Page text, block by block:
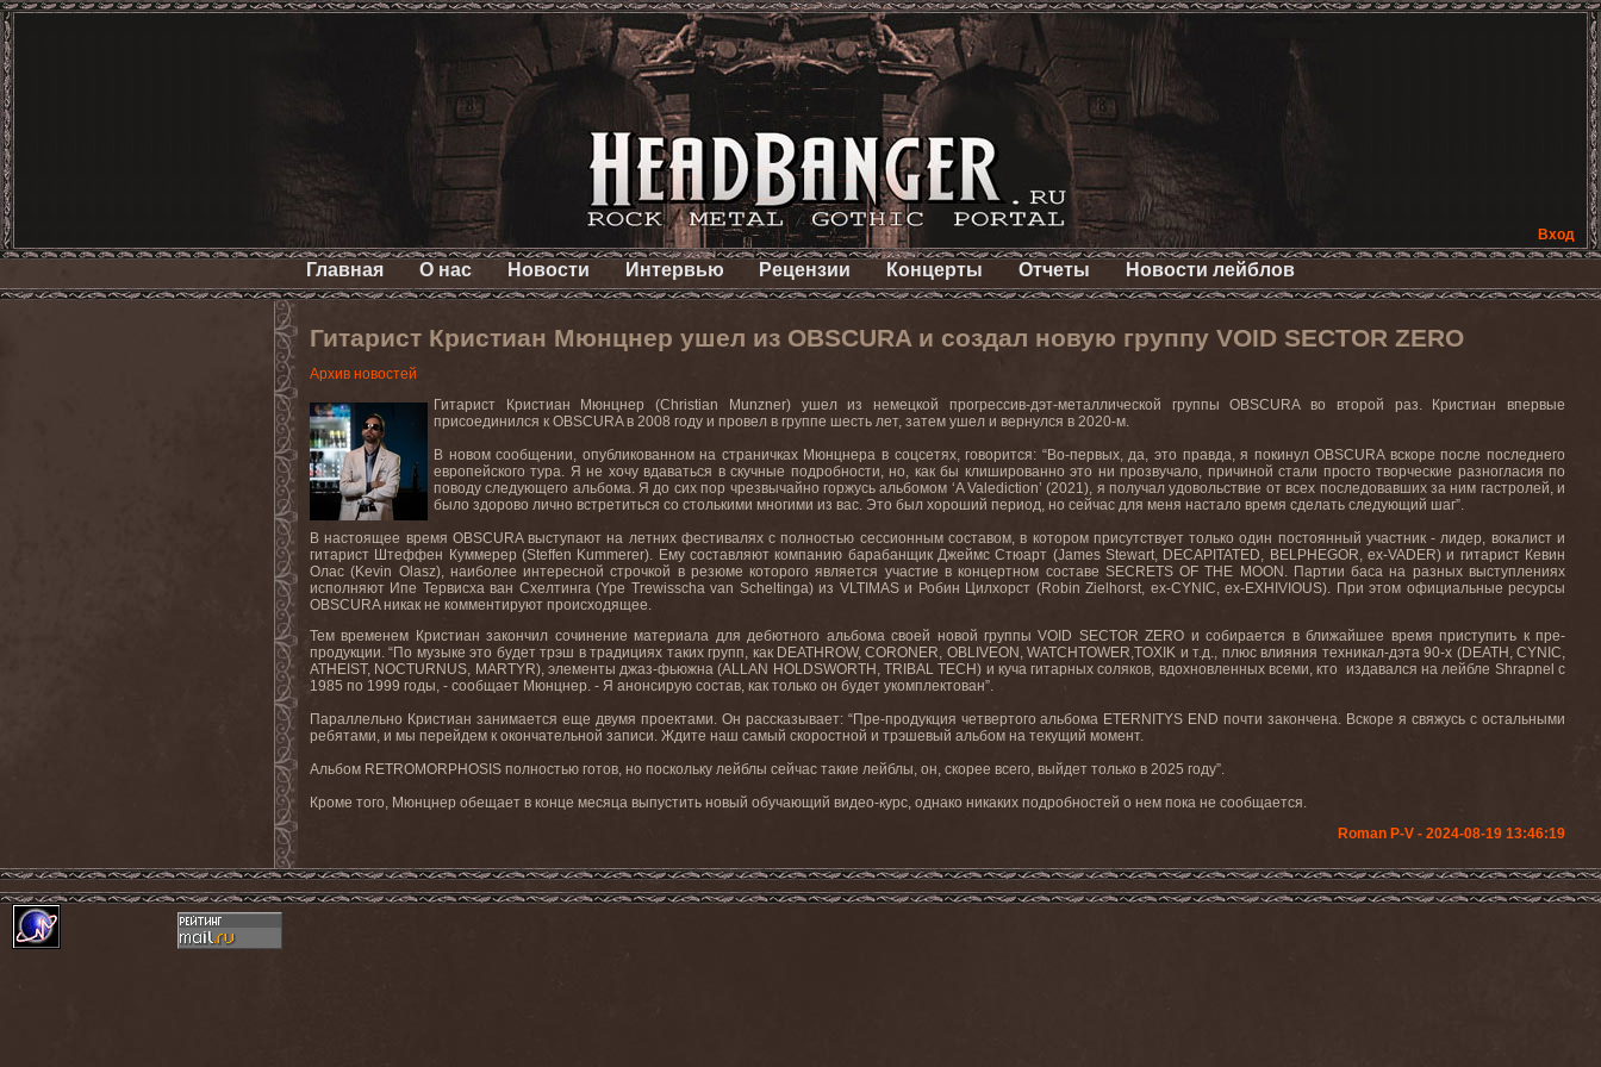
Вход
Главная О нас Новости Интервью Рецензии Концерты Отчеты Новости лейблов
Гитарист Кристиан Мюнцнер ушел из OBSCURA и создал новую группу VOID SECTOR ZERO
Архив новостей
Гитарист Кристиан Мюнцнер (Christian Munzner) ушел из немецкой прогрессив-дэт-металлической группы OBSCURA во второй раз. Кристиан впервые
присоединился к OBSCURA в 2008 году и провел в группе шесть лет, затем ушел и вернулся в 2020-м.
В новом сообщении, опубликованном на страничках Мюнцнера в соцсетях, говорится: “Во-первых, да, это правда, я покинул OBSCURA вскоре после последнего
европейского тура. Я не хочу вдаваться в скучные подробности, но, как бы клишированно это ни прозвучало, причиной стали просто творческие разногласия по
поводу следующего альбома. Я до сих пор чрезвычайно горжусь альбомом ‘A Valediction’ (2021), я получал удовольствие от всех последовавших за ним гастролей, и
было здорово лично встретиться со столькими многими из вас. Это был хороший период, но сейчас для меня настало время сделать следующий шаг”.
В настоящее время OBSCURA выступают на летних фестивалях с полностью сессионным составом, в котором присутствует только один постоянный участник - лидер, вокалист и
гитарист Штеффен Куммерер (Steffen Kummerer). Ему составляют компанию барабанщик Джеймс Стюарт (James Stewart, DECAPITATED, BELPHEGOR, ex-VADER) и гитарист Кевин
Олас (Kevin Olasz), наиболее интересной строчкой в резюме которого является участие в концертном составе SECRETS OF THE MOON. Партии баса на разных выступлениях
исполняют Ипе Тервисха ван Схелтинга (Ype Trewisscha van Scheltinga) из VLTIMAS и Робин Цилхорст (Robin Zielhorst, ex-CYNIC, ex-EXHIVIOUS). При этом официальные ресурсы
OBSCURA никак не комментируют происходящее.
Тем временем Кристиан закончил сочинение материала для дебютного альбома своей новой группы VOID SECTOR ZERO и собирается в ближайшее время приступить к пре-
продукции. “По музыке это будет трэш в традициях таких групп, как DEATHROW, CORONER, OBLIVEON, WATCHTOWER,TOXIK и т.д., плюс влияния техникал-дэта 90-х (DEATH, CYNIC,
ATHEIST, NOCTURNUS, MARTYR), элементы джаз-фьюжна (ALLAN HOLDSWORTH, TRIBAL TECH) и куча гитарных соляков, вдохновленных всеми, кто издавался на лейбле Shrapnel с
1985 по 1999 годы, - сообщает Мюнцнер. - Я анонсирую состав, как только он будет укомплектован”.
Параллельно Кристиан занимается еще двумя проектами. Он рассказывает: “Пре-продукция четвертого альбома ETERNITYS END почти закончена. Вскоре я свяжусь с остальными
ребятами, и мы перейдем к окончательной записи. Ждите наш самый скоростной и трэшевый альбом на текущий момент.
Альбом RETROMORPHOSIS полностью готов, но поскольку лейблы сейчас такие лейблы, он, скорее всего, выйдет только в 2025 году”.
Кроме того, Мюнцнер обещает в конце месяца выпустить новый обучающий видео-курс, однако никаких подробностей о нем пока не сообщается.
Roman P-V - 2024-08-19 13:46:19